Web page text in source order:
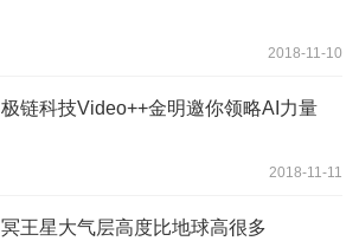
2018-11-10
极链科技Video++金明邀你领略AI力量
2018-11-11
冥王星大气层高度比地球高很多